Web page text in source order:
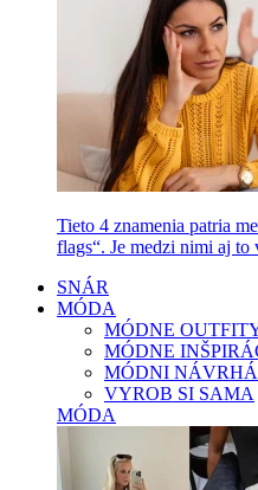
Tieto 4 znamenia patria
flags“. Je medzi nimi aj to
SNÁR
MÓDA
MÓDNE
MÓDNE
MÓDNI
VYROB SI SAMA
MÓDA